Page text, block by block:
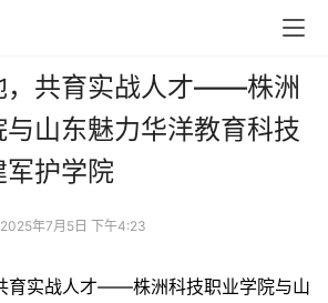
，共育实战人才——株洲
山东魅力华洋教育科技
军护学院
2025年7月5日 下午4:23